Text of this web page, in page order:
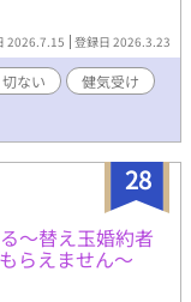
けどな」 そんなな
年ルカ・アステル
そして海の向こう
これでお前は何者
」 医療、政治、恋
一筋の元小児科医
運命へ飛び込んで
2026.7.15 登録日 2026.3.23
切ない
健気受け
28
〜替え玉婚約者
らえません〜